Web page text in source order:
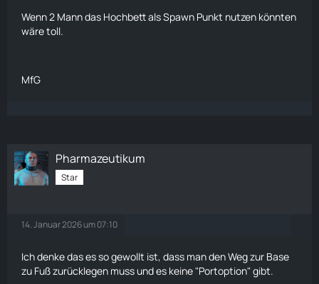
Wenn 2 Mann das Hochbett als Spawn Punkt nutzen könnten
wäre toll.
MfG
Pharmazeutikum
Star
14. Januar 2026 um 07:10
Ich denke das es so gewollt ist, dass man den Weg zur Base
zu Fuß zurücklegen muss und es keine "Portoption" gibt.